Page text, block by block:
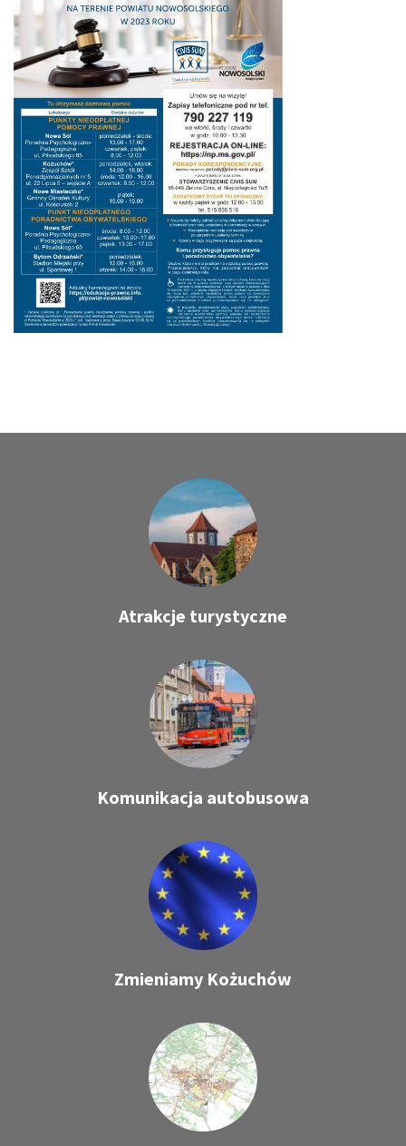
Atrakcje turystyczne
Komunikacja autobusowa
Zmieniamy Kożuchów